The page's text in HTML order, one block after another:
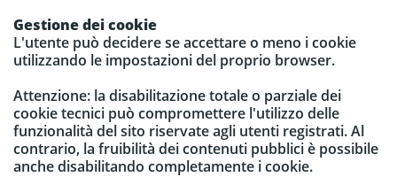
Gestione dei cookie
L'utente può decidere se accettare o meno i cookie
utilizzando le impostazioni del proprio browser.
Attenzione: la disabilitazione totale o parziale dei
cookie tecnici può compromettere l'utilizzo delle
funzionalità del sito riservate agli utenti registrati. Al
contrario, la fruibilità dei contenuti pubblici è possibile
anche disabilitando completamente i cookie.